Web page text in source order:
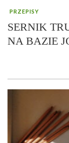
PRZEPISY
SERNIK
NA BAZIE